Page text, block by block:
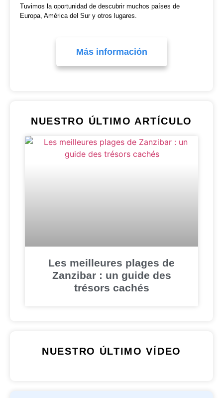
Tuvimos la oportunidad de descubrir muchos países de
Europa, América del Sur y otros lugares.
Más información
NUESTRO ÚLTIMO ARTÍCULO
Les meilleures plages de
Zanzibar : un guide des
trésors cachés
NUESTRO ÚLTIMO VÍDEO